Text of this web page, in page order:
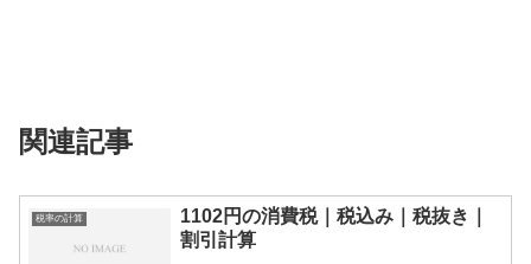
関連記事
税率の計算
1102円の消費税｜税込み｜税抜き｜
割引計算